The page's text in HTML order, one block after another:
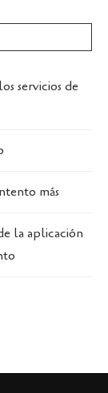
servicios de
más
la aplicación